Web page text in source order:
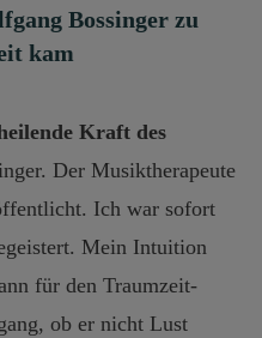
Bossinger zu
kam
Kraft des
Der Musiktherapeute
Ich war sofort
Mein Intuition
für den Traumzeit-
ob er nicht Lust